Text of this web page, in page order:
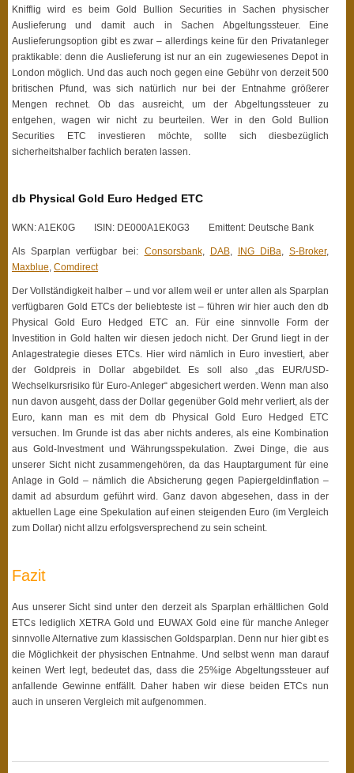
Knifflig wird es beim Gold Bullion Securities in Sachen physischer
Auslieferung und damit auch in Sachen Abgeltungssteuer. Eine
Auslieferungsoption gibt es zwar – allerdings keine für den Privatanleger
praktikable: denn die Auslieferung ist nur an ein zugewiesenes Depot in
London möglich. Und das auch noch gegen eine Gebühr von derzeit 500
britischen Pfund, was sich natürlich nur bei der Entnahme größerer
Mengen rechnet. Ob das ausreicht, um der Abgeltungssteuer zu
entgehen, wagen wir nicht zu beurteilen. Wer in den Gold Bullion
Securities ETC investieren möchte, sollte sich diesbezüglich
sicherheitshalber fachlich beraten lassen.
db Physical Gold Euro Hedged ETC
WKN: A1EK0G ISIN: DE000A1EK0G3 Emittent: Deutsche Bank
Als Sparplan verfügbar bei: Consorsbank, DAB, ING DiBa S-Broker,
Maxblue Comdirect
Der Vollständigkeit halber – und vor allem weil er unter allen als Sparplan
verfügbaren Gold ETCs der beliebteste ist – führen wir hier auch den db
Physical Gold Euro Hedged ETC an. Für eine sinnvolle Form der
Investition in Gold halten wir diesen jedoch nicht. Der Grund liegt in der
Anlagestrategie dieses ETCs. Hier wird nämlich in Euro investiert, aber
der Goldpreis in Dollar abgebildet. Es soll also „das EUR/USD-
Wechselkursrisiko für Euro-Anleger“ abgesichert werden. Wenn man also
nun davon ausgeht, dass der Dollar gegenüber Gold mehr verliert, als der
Euro, kann man es mit dem db Physical Gold Euro Hedged ETC
versuchen. Im Grunde ist das aber nichts anderes, als eine Kombination
aus Gold-Investment und Währungsspekulation. Zwei Dinge, die aus
unserer Sicht nicht zusammengehören, da das Hauptargument für eine
Anlage in Gold – nämlich die Absicherung gegen Papiergeldinflation –
damit ad absurdum geführt wird. Ganz davon abgesehen, dass in der
aktuellen Lage eine Spekulation auf einen steigenden Euro (im Vergleich
zum Dollar) nicht allzu erfolgsversprechend zu sein scheint.
Fazit
Aus unserer Sicht sind unter den derzeit als Sparplan erhältlichen Gold
ETCs lediglich XETRA Gold und EUWAX Gold eine für manche Anleger
sinnvolle Alternative zum klassischen Goldsparplan. Denn nur hier gibt es
die Möglichkeit der physischen Entnahme. Und selbst wenn man darauf
keinen Wert legt, bedeutet das, dass die 25%ige Abgeltungssteuer auf
anfallende Gewinne entfällt. Daher haben wir diese beiden ETCs nun
auch in unseren Vergleich mit aufgenommen.